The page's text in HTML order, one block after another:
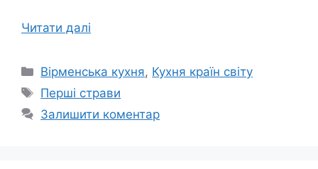
Читати далі
Категорії
Вірменська кухня, Кухня країн світу
Позначки
Перші страви
Залишити коментар